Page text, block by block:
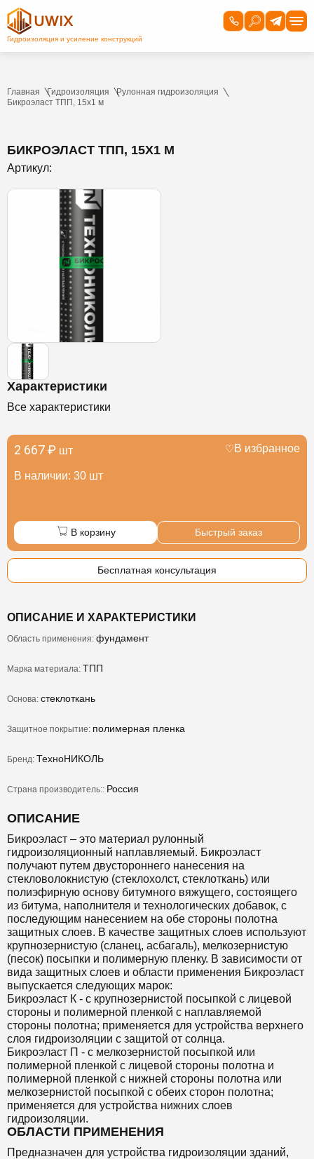
Главная Гидроизоляция
Рулонная гидроизоляция
Бикроэласт ТПП, 15х1 м
БИКРОЭЛАСТ ТПП, 15Х1 М
Артикул:
Характеристики
Все характеристики
2 667 ₽ шт
В наличии: 30 шт
В избранное
В корзину Быстрый заказ
Бесплатная консультация
ОПИСАНИЕ И ХАРАКТЕРИСТИКИ
Область применения: фундамент
Марка материала: ТПП
Основа: стеклоткань
Защитное покрытие: полимерная пленка
Бренд: ТехноНИКОЛЬ
Страна производитель:: Россия
ОПИСАНИЕ
Бикроэласт – это материал рулонный
гидроизоляционный наплавляемый. Бикроэласт
получают путем двустороннего нанесения на
стекловолокнистую (стеклохолст, стеклоткань) или
полиэфирную основу битумного вяжущего, состоящего
из битума, наполнителя и технологических добавок, с
последующим нанесением на обе стороны полотна
защитных слоев. В качестве защитных слоев используют
крупнозернистую (сланец, асбагаль), мелкозернистую
(песок) посыпки и полимерную пленку. В зависимости от
вида защитных слоев и области применения Бикроэласт
выпускается следующих марок:
Бикроэласт К - с крупнозернистой посыпкой с лицевой
стороны и полимерной пленкой с наплавляемой
стороны полотна; применяется для устройства верхнего
слоя гидроизоляции с защитой от солнца.
Бикроэласт П - с мелкозернистой посыпкой или
полимерной пленкой с лицевой стороны полотна и
полимерной пленкой с нижней стороны полотна или
мелкозернистой посыпкой с обеих сторон полотна;
применяется для устройства нижних слоев
гидроизоляции.
ОБЛАСТИ ПРИМЕНЕНИЯ
Предназначен для устройства гидроизоляции зданий,